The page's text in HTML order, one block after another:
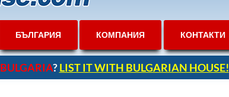
БЪЛГАРИЯ КОМПАНИЯ КОНТАКТИ
BULGARIA?LIST IT WITH BULGARIAN HOUSE!